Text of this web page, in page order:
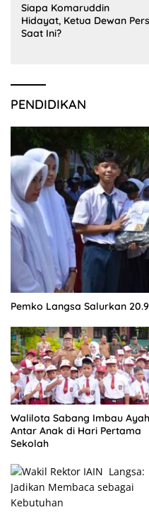
Siapa Komaruddin
Hidayat, Ketua Dewan Pers
Saat Ini?
PENDIDIKAN
Pemko Langsa Salurkan
Walilota Sabang Imbau Ayah
Antar Anak di Hari Pertama
Sekolah